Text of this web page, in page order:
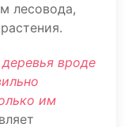
лесовода,
вроде
им